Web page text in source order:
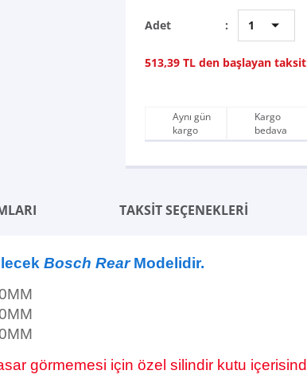
Adet
513,39 TL den başlayan
Aynı gün
kargo
Kargo
bedava
TAKSİT SEÇENEKLERİ
Bosch RearModelidir.
görmemesi için özel silindir kutu